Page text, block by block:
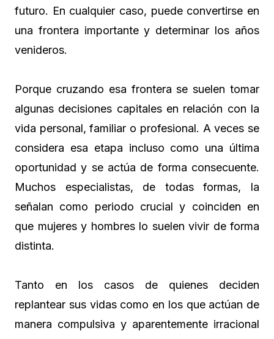
futuro. En cualquier caso, puede convertirse en
una frontera importante y determinar los años
venideros.
Porque cruzando esa frontera se suelen tomar
algunas decisiones capitales en relación con la
vida personal, familiar o profesional. A veces se
considera esa etapa incluso como una última
oportunidad y se actúa de forma consecuente.
Muchos especialistas, de todas formas, la
señalan como periodo crucial y coinciden en
que mujeres y hombres lo suelen vivir de forma
distinta.
Tanto en los casos de quienes deciden
replantear sus vidas como en los que actúan de
manera compulsiva y aparentemente irracional